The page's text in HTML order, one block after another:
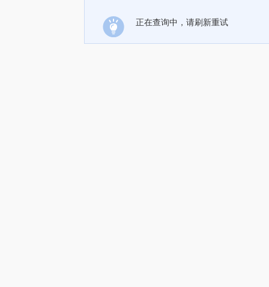
正在查询中，请刷新重试